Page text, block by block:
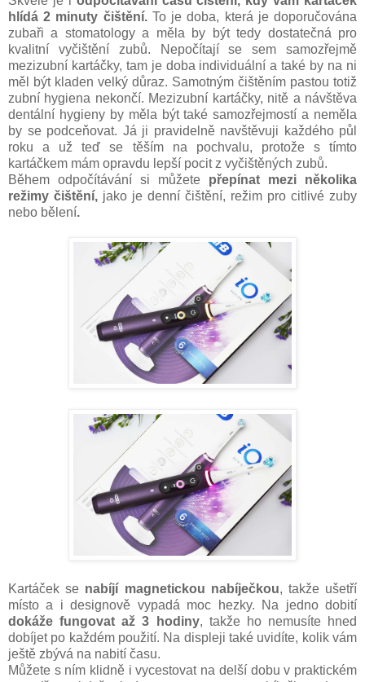
hlídá 2 minuty čištění.To je doba, která je doporučována
zubaři a stomatology a měla by být tedy dostatečná pro
kvalitní vyčištění zubů. Nepočítají se sem samozřejmě
mezizubní kartáčky, tam je doba individuální a také by na ni
měl být kladen velký důraz. Samotným čištěním pastou totiž
zubní hygiena nekončí. Mezizubní kartáčky, nitě a návštěva
dentální hygieny by měla být také samozřejmostí a neměla
by se podceňovat. Já ji pravidelně navštěvuji každého půl
roku a už teď se těším na pochvalu, protože s tímto
kartáčkem mám opravdu lepší pocit z vyčištěných zubů.
Během odpočítávání si můžete přepínat mezi několika
režimy čištění, jako je denní čištění, režim pro citlivé zuby
nebo bělení.
Kartáček se nabíjí magnetickou nabíječkou, takže ušetří
místo a i designově vypadá moc hezky. Na jedno dobití
dokáže fungovat až 3 hodiny, takže ho nemusíte hned
dobíjet po každém použití. Na displeji také uvidíte, kolik vám
ještě zbývá na nabití času.
Můžete s ním klidně i vycestovat na delší dobu v praktickém